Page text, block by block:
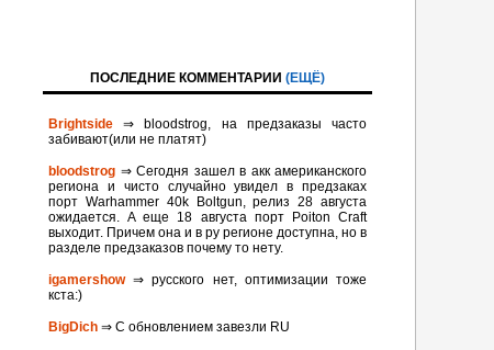
ПОСЛЕДНИЕ КОММЕНТАРИИ (ЕЩЁ)
Brightside ⇒ bloodstrog, на предзаказы часто
забивают(или не платят)
bloodstrog ⇒ Сегодня зашел в акк американского
региона и чисто случайно увидел в предзаках
порт Warhammer 40k Boltgun, релиз 28 августа
ожидается. A eще 18 августа порт Poiton Сraft
выходит. Причем она и в ру регионе доступна, но в
разделе предзаказов почему то нету.
igamershow⇒ русского нет, оптимизации тоже
кста:)
BigDich ⇒ С обновлением завезли RU